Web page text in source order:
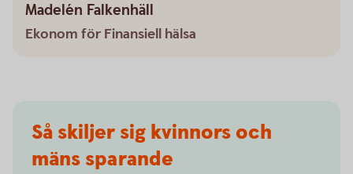
Madelén Falkenhäll
Ekonom för Finansiell hälsa
Så skiljer sig kvinnors och
mäns sparande